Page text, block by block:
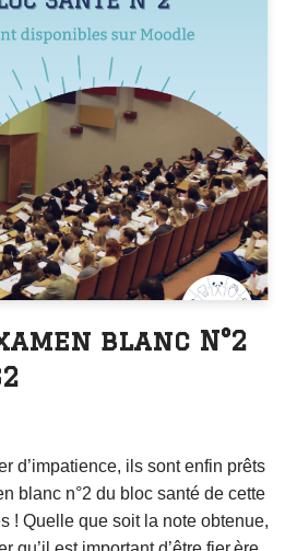
blanc N°2
d’impatience, ils sont enfin prêts
blanc n°2 du bloc santé de cette
! Quelle que soit la note obtenue,